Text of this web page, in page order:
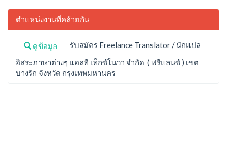
ตำแหน่งงานที่คล้ายกัน
ดูข้อมูล
รับสมัคร Freelance Translator / นักแปล
อิสระภาษาต่างๆ แอลที เท็กซ์โนวา จำกัด ( ฟรีแลนซ์ ) เขต
บางรัก จังหวัด กรุงเทพมหานคร